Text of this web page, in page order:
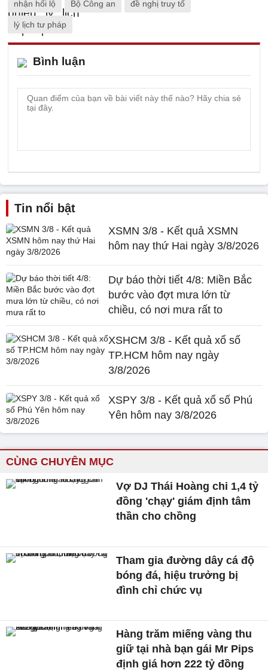
nhận hối lộ Bộ Công an đề nghị truy tố
lý lịch tư pháp
Bình luận
Tin nổi bật
XSMN 3/8 - Kết quả XSMN
hôm nay thứ Hai ngày 3/8/2026
Dự báo thời tiết 4/8: Miền Bắc
bước vào đợt mưa lớn từ
chiều, có nơi mưa rất to
XSHCM 3/8 - Kết quả xổ số
TP.HCM hôm nay ngày
3/8/2026
XSPY 3/8 - Kết quả xổ số Phú
Yên hôm nay 3/8/2026
CÙNG CHUYÊN MỤC
Vợ DJ Thái Hoàng chi 1,4 tỷ
đồng 'chạy' giám định tâm
thần cho chồng
Tham gia đường dây cá độ
bóng đá, hiệu trưởng bị
đình chỉ chức vụ
Hàng trăm miếng vàng thu
giữ tại nhà bạn gái Mr Pips
định giá hơn 222 tỷ đồng